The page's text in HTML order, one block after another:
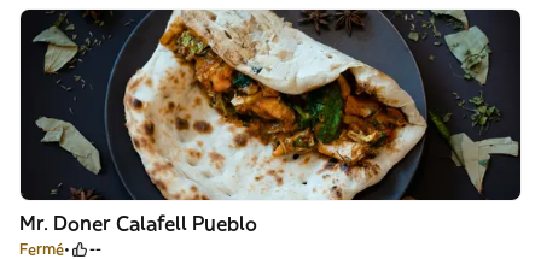
Mr. Doner Calafell Pueblo
Fermé --